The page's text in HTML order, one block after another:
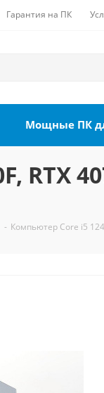
Гарантия на ПК
Мощные ПК
- Компьютер Core i5